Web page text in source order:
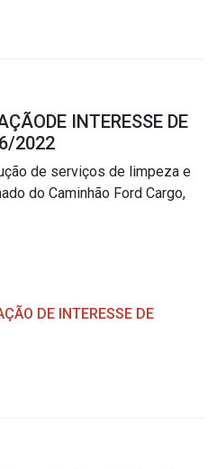
INTERESSE DE
2022
de serviços de limpeza e
do Caminhão Ford Cargo,
DE INTERESSE DE